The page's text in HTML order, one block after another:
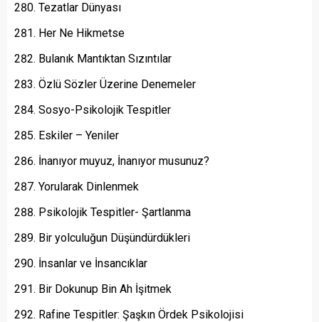
Tezatlar Dünyası
Her Ne Hikmetse
Bulanık Mantıktan Sızıntılar
Özlü Sözler Üzerine Denemeler
Sosyo-Psikolojik Tespitler
Eskiler – Yeniler
İnanıyor muyuz, İnanıyor musunuz?
Yorularak Dinlenmek
Psikolojik Tespitler- Şartlanma
Bir yolculuğun Düşündürdükleri
İnsanlar ve İnsancıklar
Bir Dokunup Bin Ah İşitmek
Rafine Tespitler: Şaşkın Ördek Psikolojisi